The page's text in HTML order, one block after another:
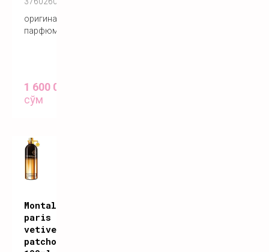
оригинальный
парфюм
1 600 000
сўм
Montale
paris
vetiver
patchouli